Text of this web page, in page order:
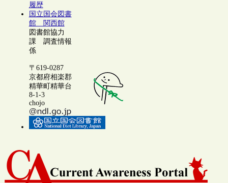
履歴
国立国会図書
館 関西館
図書館協力
課 調査情報
係
〒619-0287
京都府相楽郡
精華町精華台
8-1-3
chojo